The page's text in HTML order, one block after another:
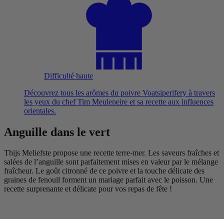
Difficulté haute
Découvrez tous les arômes du poivre Voatsiperifery à travers
les yeux du chef Tim Meuleneire et sa recette aux influences
orientales.
Anguille dans le vert
Thijs Meliefste propose une recette terre-mer. Les saveurs fraîches et
salées de l’anguille sont parfaitement mises en valeur par le mélange
fraîcheur. Le goût citronné de ce poivre et la touche délicate des
graines de fenouil forment un mariage parfait avec le poisson. Une
recette surprenante et délicate pour vos repas de fête !